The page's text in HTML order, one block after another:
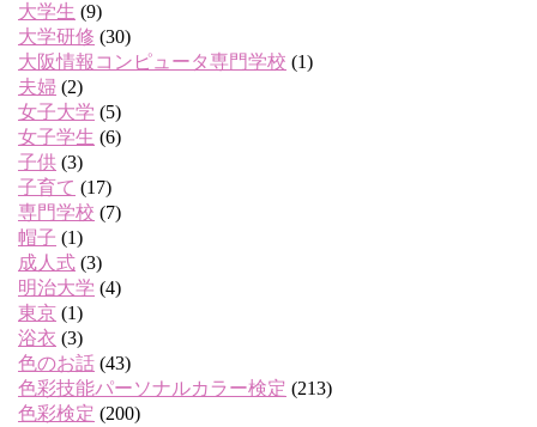
大学生 (9)
大学研修 (30)
大阪情報コンピュータ専門学校 (1)
夫婦 (2)
女子大学 (5)
女子学生 (6)
子供 (3)
子育て (17)
専門学校 (7)
帽子 (1)
成人式 (3)
明治大学 (4)
東京 (1)
浴衣 (3)
色のお話 (43)
色彩技能パーソナルカラー検定 (213)
色彩検定 (200)